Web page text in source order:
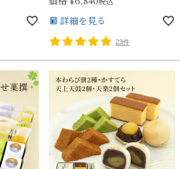
詳細を見る
23件